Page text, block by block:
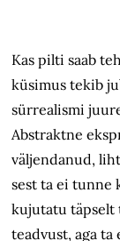
Kas pilti saab
küsimus tekib
sürrealismi
Abstraktne
väljendanud,
sest ta ei tunne
kujutatu täpselt
teadvust, aga